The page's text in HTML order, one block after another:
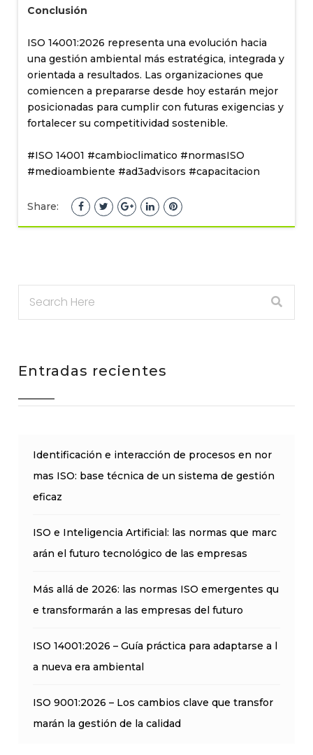
Conclusión
ISO 14001:2026 representa una evolución hacia
una gestión ambiental más estratégica, integrada y
orientada a resultados. Las organizaciones que
comiencen a prepararse desde hoy estarán mejor
posicionadas para cumplir con futuras exigencias y
fortalecer su competitividad sostenible.
#ISO 14001 #cambioclimatico #normasISO
#medioambiente #ad3advisors #capacitacion
Share:
Entradas recientes
Identificación e interacción de procesos en nor
mas ISO: base técnica de un sistema de gestión
eficaz
ISO e Inteligencia Artificial: las normas que marc
arán el futuro tecnológico de las empresas
Más allá de 2026: las normas ISO emergentes qu
e transformarán a las empresas del futuro
ISO 14001:2026 – Guía práctica para adaptarse a l
a nueva era ambiental
ISO 9001:2026 – Los cambios clave que transfor
marán la gestión de la calidad